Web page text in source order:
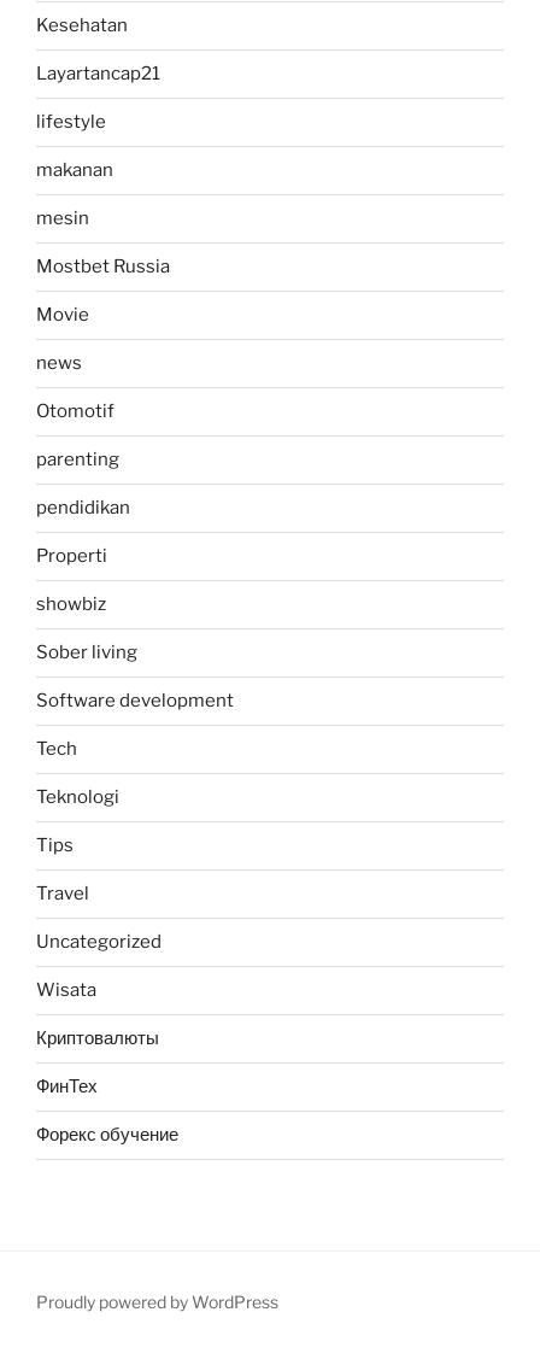
Kesehatan
Layartancap21
lifestyle
makanan
mesin
Mostbet Russia
Movie
news
Otomotif
parenting
pendidikan
Properti
showbiz
Sober living
Software development
Tech
Teknologi
Tips
Travel
Uncategorized
Wisata
Криптовалюты
ФинТех
Форекс обучение
Proudly powered by WordPress